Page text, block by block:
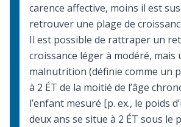
carence affective, moins il est
retrouver une plage de
Il est possible de rattraper un
croissance léger à modéré, mais
malnutrition (définie comme un
à 2 ÉT de la moitié de l’âge
l’enfant mesuré [p. ex., le poids
deux ans se situe à 2 ÉT sous le